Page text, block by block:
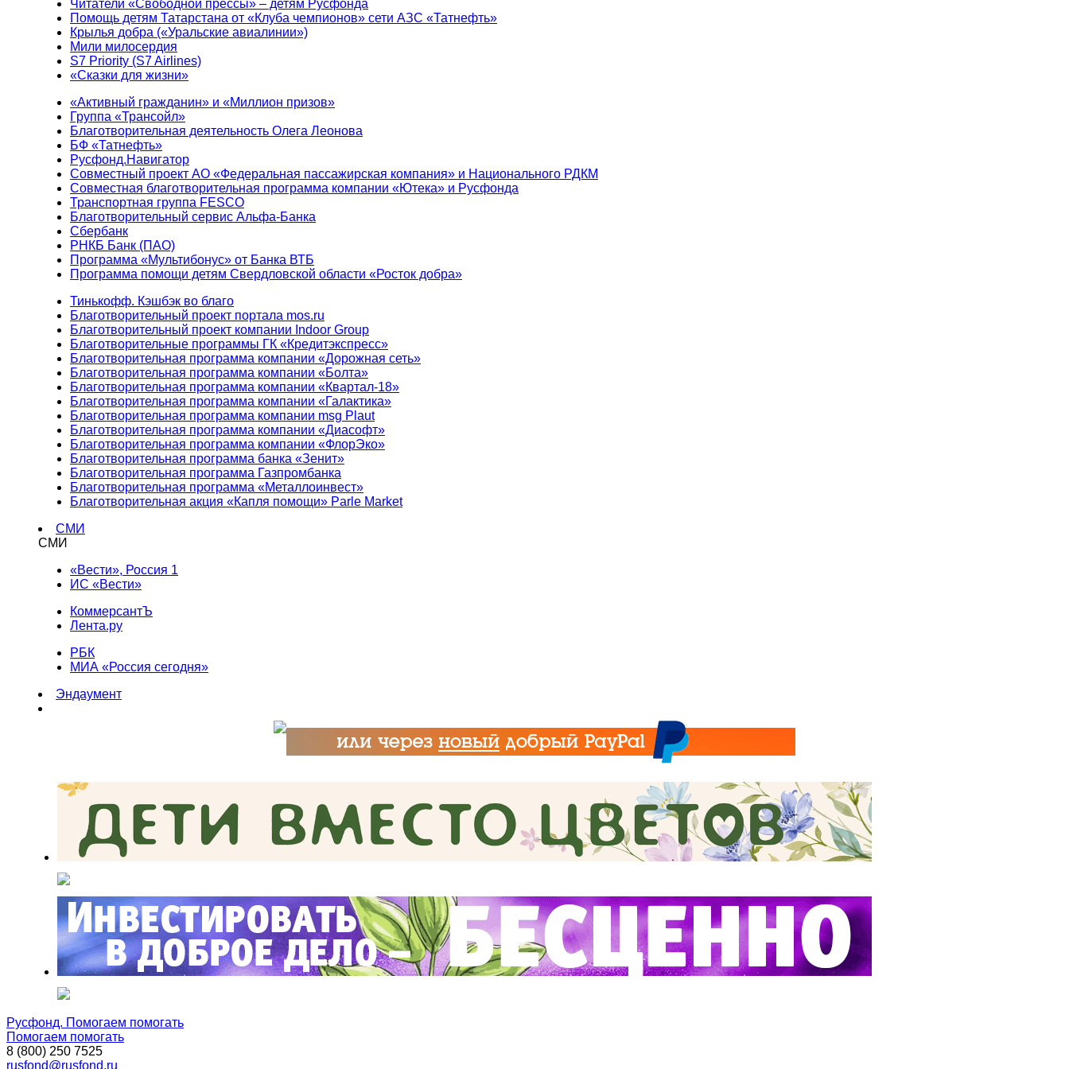
Читатели «Свободной прессы» – детям Русфонда
Помощь детям Татарстана от «Клуба чемпионов» сети АЗС «Татнефть»
Крылья добра («Уральские авиалинии»)
Мили милосердия
S7 Priority (S7 Airlines)
«Сказки для жизни»
«Активный гражданин» и «Миллион призов»
Группа «Трансойл»
Благотворительная деятельность Олега Леонова
БФ «Татнефть»
Русфонд.Навигатор
Совместный проект АО «Федеральная пассажирская компания» и Национального РДКМ
Совместная благотворительная программа компании «Ютека» и Русфонда
Транспортная группа FESCO
Благотворительный сервис Альфа-Банка
Сбербанк
РНКБ Банк (ПАО)
Программа «Мультибонус» от Банка ВТБ
Программа помощи детям Свердловской области «Росток добра»
Тинькофф. Кэшбэк во благо
Благотворительный проект портала mos.ru
Благотворительный проект компании Indoor Group
Благотворительные программы ГК «Кредитэкспресс»
Благотворительная программа компании «Дорожная сеть»
Благотворительная программа компании «Болта»
Благотворительная программа компании «Квартал-18»
Благотворительная программа компании «Галактика»
Благотворительная программа компании msg Plaut
Благотворительная программа компании «Диасофт»
Благотворительная программа компании «ФлорЭко»
Благотворительная программа банка «Зенит»
Благотворительная программа Газпромбанка
Благотворительная программа «Металлоинвест»
Благотворительная акция «Капля помощи» Parle Market
СМИ
СМИ
«Вести», Россия 1
ИС «Вести»
КоммерсантЪ
Лента.ру
РБК
МИА «Россия сегодня»
Эндаумент
Русфонд. Помогаем помогать
Помогаем помогать
8 (800) 250 7525
rusfond@rusfond.ru